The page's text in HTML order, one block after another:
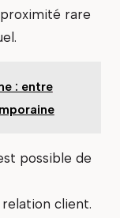
rare
: entre
possible de
client.